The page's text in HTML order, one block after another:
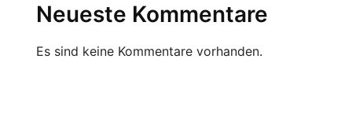
Neueste Kommentare
Es sind keine Kommentare vorhanden.